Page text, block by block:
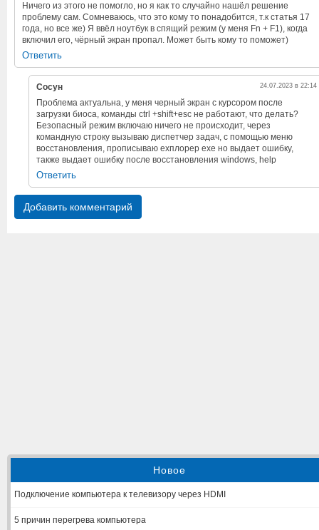
Ничего из этого не помогло, но я как то случайно нашёл решение
проблему сам. Сомневаюсь, что это кому то понадобится, т.к статья 17
года, но все же) Я ввёл ноутбук в спящий режим (у меня Fn + F1), когда
включил его, чёрный экран пропал. Может быть кому то поможет)
Ответить
Сосун 24.07.2023 в 22:14
Проблема актуальна, у меня черный экран с курсором после
загрузки биоса, команды ctrl +shift+esc не работают, что делать?
Безопасный режим включаю ничего не происходит, через
командную строку вызываю диспетчер задач, с помощью меню
восстановления, прописываю ехплорер ехе но выдает ошибку,
также выдает ошибку после восстановления windows, help
Ответить
Добавить комментарий
Новое
Подключение компьютера к телевизору через HDMI
5 причин перегрева компьютера